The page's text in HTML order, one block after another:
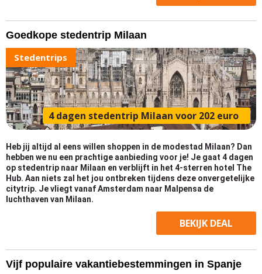
Goedkope stedentrip Milaan
Stedentrips
4 dagen stedentrip Milaan voor 202 euro
Heb jij altijd al eens willen shoppen in de modestad Milaan? Dan
hebben we nu een prachtige aanbieding voor je! Je gaat 4 dagen
op stedentrip naar Milaan en verblijft in het 4-sterren hotel The
Hub. Aan niets zal het jou ontbreken tijdens deze onvergetelijke
citytrip. Je vliegt vanaf Amsterdam naar Malpensa de
luchthaven van Milaan.
BEKIJK DEAL
Vijf populaire vakantiebestemmingen in Spanje